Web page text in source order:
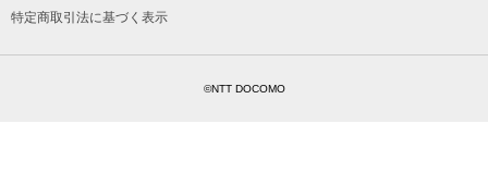
特定商取引法に基づく表示
©NTT DOCOMO